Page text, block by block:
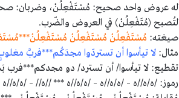
له عروض واحد صحيح: مُسْتَفْعِلُنْ، وضربان:
لتُصبح (مُتَفْعِلُنْ) في العروض والضّرب.
صيغته: مُسْتَفْعِلُنْ مُسْتَفْعِلُنْ
مثال: لا تيأسوا أن تستردّوا مجدَكُم***فربَّ
تقطيع: لا تيأسوا/ أن تسترد/ دو مجدكم***فرب
رموز: /ه/ه//ه – /ه/ه//ه – /ه/ه//ه *** //ه// – /ه/ه//